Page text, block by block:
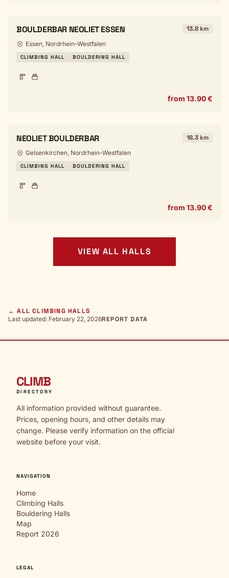
BOULDERBAR NEOLIET ESSEN 13.8 km
Essen, Nordrhein-Westfalen
CLIMBING HALL BOULDERING HALL
from 13.90 €
NEOLIET BOULDERBAR 18.3 km
Gelsenkirchen, Nordrhein-Westfalen
CLIMBING HALL BOULDERING HALL
from 13.90 €
VIEW ALL HALLS
← ALL CLIMBING HALLS
Last updated: February 22, 2026REPORT DATA
CLIMB
DIRECTORY
All information provided without guarantee.
Prices, opening hours, and other details may
change. Please verify information on the official
website before your visit.
NAVIGATION
Home
Climbing Halls
Bouldering Halls
Map
Report 2026
LEGAL